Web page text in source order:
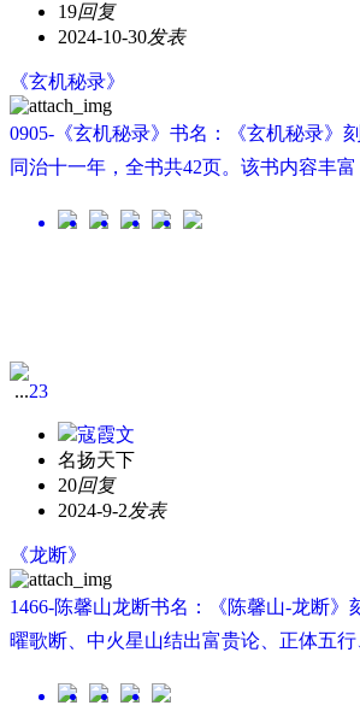
19回复
2024-10-30发表
《玄机秘录》
0905-《玄机秘录》书名：《玄机秘录》
同治十一年，全书共42页。该书内容丰
...23
寇霞文
名扬天下
20回复
2024-9-2发表
《龙断》
1466-陈馨山龙断书名：《陈馨山-龙断
曜歌断、中火星山结出富贵论、正体五